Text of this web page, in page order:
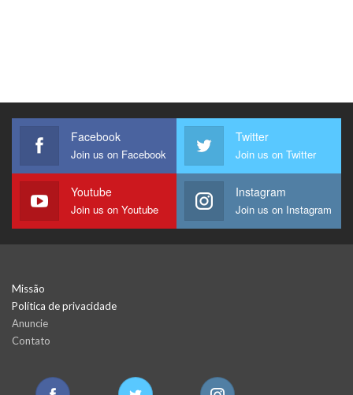
Facebook
Join us on Facebook
Twitter
Join us on Twitter
Youtube
Join us on Youtube
Instagram
Join us on Instagram
Missão
Política de privacidade
Anuncie
Contato